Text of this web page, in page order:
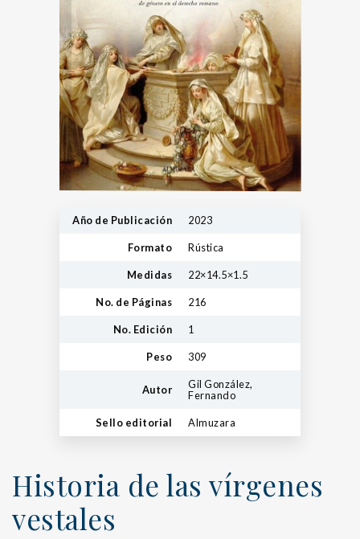
Año de Publicación 2023
Formato Rústica
Medidas 22×14.5×1.5
No. de Páginas 216
No. Edición 1
Peso 309
Autor
Gil González,
Fernando
Sello editorial Almuzara
Historia de las vírgenes
vestales